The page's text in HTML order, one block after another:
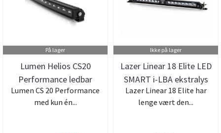
På lager
Lumen Helios CS20
Performance ledbar
Lumen CS 20 Performance
med kun én...
Ikke på lager
Lazer Linear 18 Elite LED
SMART i-LBA ekstralys
Lazer Linear 18 Elite har
lenge vært den...